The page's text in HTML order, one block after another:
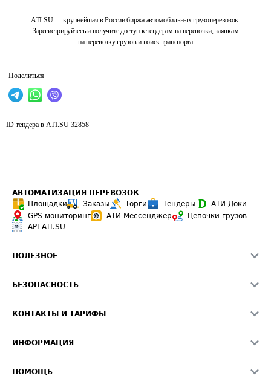
ATI.SU — крупнейшая в России биржа автомобильных грузоперевозок.
Зарегистрируйтесь и получите доступ к тендерам на перевозки, заявкам
на перевозку грузов и поиск транспорта
Поделиться
ID тендера в ATI.SU 32858
АВТОМАТИЗАЦИЯ ПЕРЕВОЗОК
Площадки
Заказы Торги Тендеры
АТИ-Доки
GPS-мониторинг
АТИ Мессенджер
Цепочки грузов
API ATI.SU
ПОЛЕЗНОЕ
Звезды ATI.SU на вашем сайте
Средние ставки
БЕЗОПАСНОСТЬ
Светофор+
О формировании Паспорта
КОНТАКТЫ И ТАРИФЫ
Реклама на сайте
ИНФОРМАЦИЯ
ПОМОЩЬ